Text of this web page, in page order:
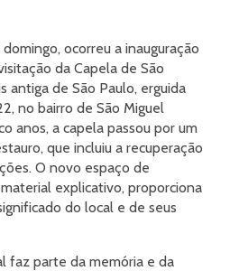
ocorreu a inauguração
da Capela de São
antiga de São Paulo, erguida
no bairro de São Miguel
anos, a capela passou por um
que incluiu a recuperação
O novo espaço de
explicativo, proporciona
do local e de seus
faz parte da memória e da